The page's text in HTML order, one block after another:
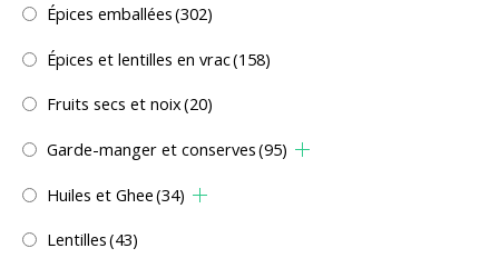
Épices emballées(302)
Épices et lentilles en vrac(158)
Fruits secs et noix(20)
Garde-manger et conserves(95)
Huiles et Ghee(34)
Lentilles(43)